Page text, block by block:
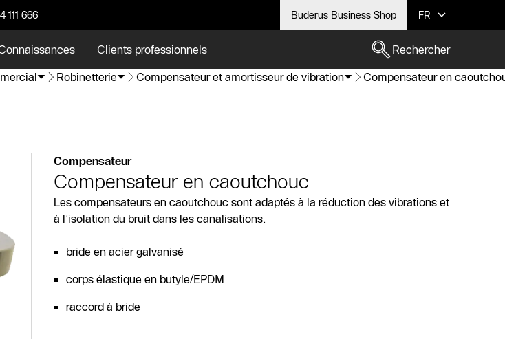
111 666 Buderus Business Shop FR
Clients professionnels
Rechercher
Robinetterie Compensateur et amortisseur de vibration Compensateur en
Compensateur
Compensateur en caoutchouc
Les compensateurs en caoutchouc sont adaptés à la réduction des vibrations et
à l’isolation du bruit dans les canalisations.
bride en acier galvanisé
corps élastique en butyle/EPDM
raccord à bride